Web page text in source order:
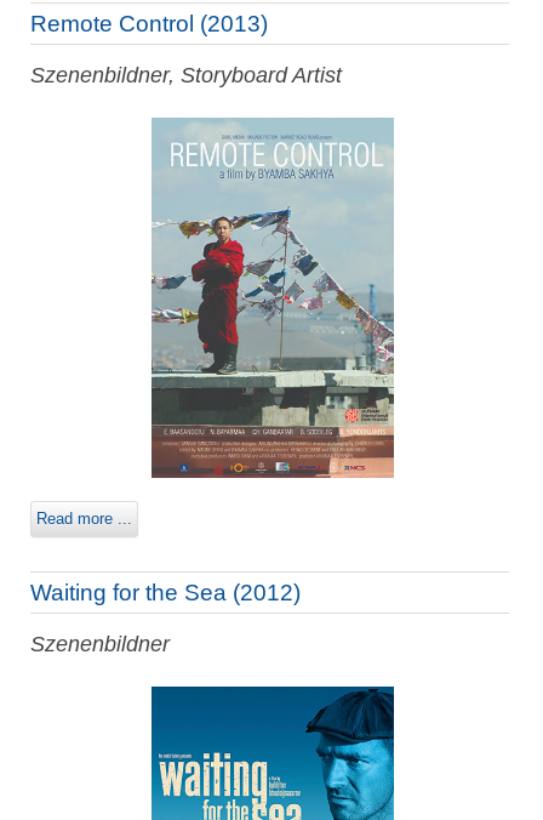
Remote Control (2013)
Szenenbildner, Storyboard Artist
Read more ...
Waiting for the Sea (2012)
Szenenbildner